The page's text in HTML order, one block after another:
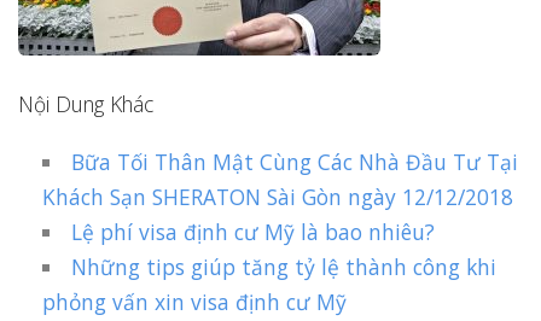
Nội Dung Khác
Bữa Tối Thân Mật Cùng Các Nhà Đầu Tư Tại
Khách Sạn SHERATON Sài Gòn ngày 12/12/2018
Lệ phí visa định cư Mỹ là bao nhiêu?
Những tips giúp tăng tỷ lệ thành công khi
phỏng vấn xin visa định cư Mỹ